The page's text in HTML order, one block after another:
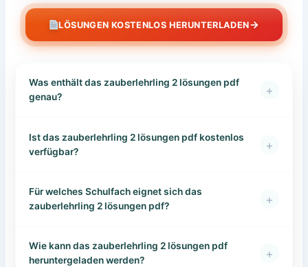
LÖSUNGEN KOSTENLOS HERUNTERLADEN→
Was enthält das zauberlehrling 2 lösungen pdf
genau?
+
Ist das zauberlehrling 2 lösungen pdf kostenlos
verfügbar?
+
Für welches Schulfach eignet sich das
zauberlehrling 2 lösungen pdf?
+
Wie kann das zauberlehrling 2 lösungen pdf
heruntergeladen werden?
+